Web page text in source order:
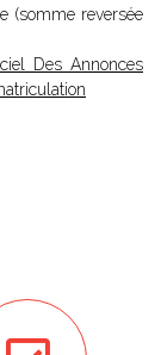
(somme reversée
Des Annonces